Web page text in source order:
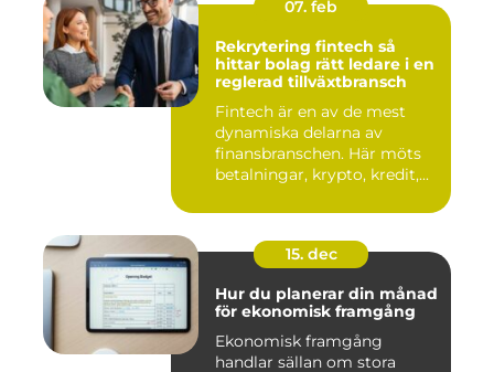
07. feb
Rekrytering fintech så
hittar bolag rätt ledare i en
reglerad tillväxtbransch
Fintech är en av de mest
dynamiska delarna av
finansbranschen. Här möts
betalningar, krypto, kredit,...
15. dec
Hur du planerar din månad
för ekonomisk framgång
Ekonomisk framgång
handlar sällan om stora